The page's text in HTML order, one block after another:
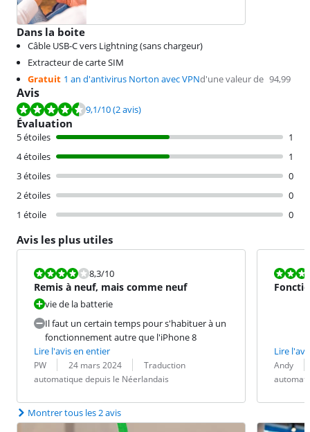
Dans la boite
Câble USB-C vers Lightning (sans chargeur)
Extracteur de carte SIM
Gratuit 1 an d'antivirus Norton avec VPNd'une valeur de 94,99
Avis
La note est de 9,1 sur 10, basée sur 2 avis.
9,1/10(2 avis)
Évaluation
5 étoiles
1
4 étoiles
1
3 étoiles
0
2 étoiles
0
1 étoile
0
Avis les plus utiles
La note est 8,3 sur 10.
8,3/10
Remis à neuf, mais comme neuf
vie de la batterie
Il faut un certain temps pour s'habituer à un
fonctionnement autre que l'iPhone 8
Lire l'avis en entier
Évaluation par :
PW
Date : 24 mars 2024
Traduction :
Traduction
automatique depuis le Néerlandais
La note est
Lire
Évaluation
Andy
Date :
Traduction :
Montrer tous les 2 avis